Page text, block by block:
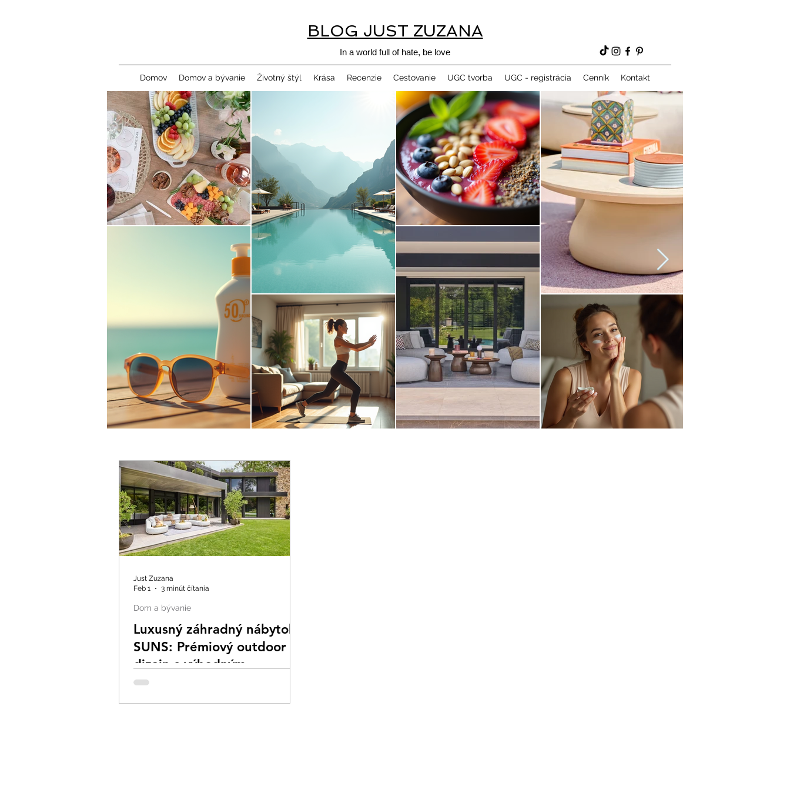
BLOG JUST ZUZANA
In a world full of hate, be love
Domov Domov a bývanie Životný štýl Krása Recenzie Cestovanie UGC tvorba UGC - registrácia Cenník Kontakt
Luxusný záhradný nábytok
SUNS: Prémiový outdoor
dizajn s výhodným
nákupom v outlete
Dom a bývanie
Just Zuzana
Feb 1
3 minút čítania